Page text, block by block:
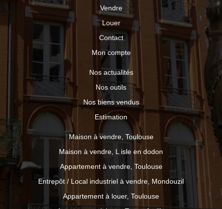
Vendre
Louer
Contact
Mon compte
Nos actualités
Nos outils
Nos biens vendus
Estimation
Maison à vendre, Toulouse
Maison à vendre, L isle en dodon
Appartement à vendre, Toulouse
Entrepôt / Local industriel à vendre, Mondouzil
Appartement à louer, Toulouse